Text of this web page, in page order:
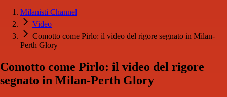
Milanisti Channel
Video
Comotto come Pirlo: il video del rigore segnato in Milan-
Perth Glory
Comotto come Pirlo: il video del rigore
segnato in Milan-Perth Glory